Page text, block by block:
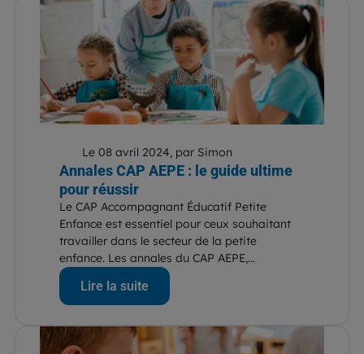
Le 08 avril 2024, par Simon
Annales CAP AEPE : le guide ultime
pour réussir
Le CAP Accompagnant Éducatif Petite
Enfance est essentiel pour ceux souhaitant
travailler dans le secteur de la petite
enfance. Les annales du CAP AEPE,...
Lire la suite